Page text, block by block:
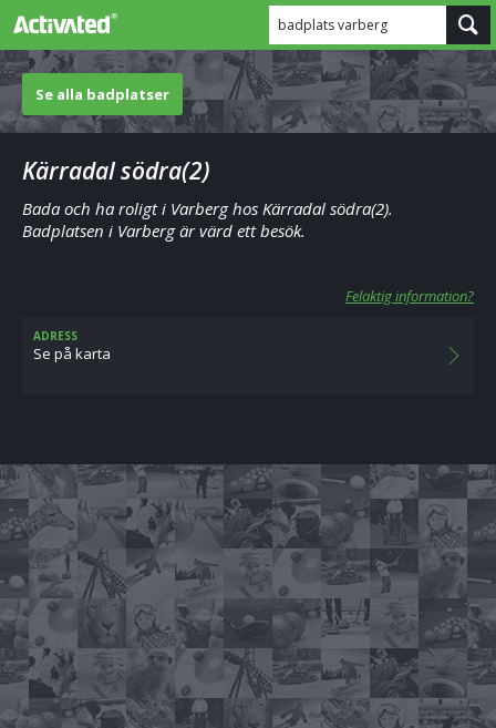
badplats varberg
Se alla badplatser
Kärradal södra(2)
Bada och ha roligt i Varberg hos Kärradal södra(2).
Badplatsen i Varberg är värd ett besök.
Felaktig information?
ADRESS
Se på karta